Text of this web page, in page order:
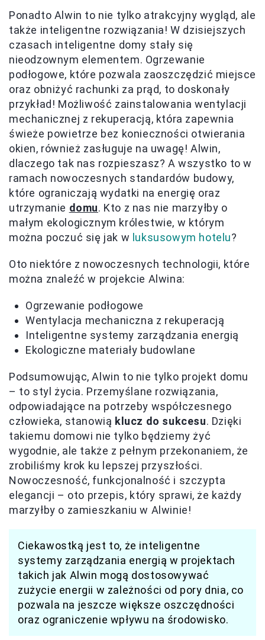
Ponadto Alwin to nie tylko atrakcyjny wygląd, ale
także inteligentne rozwiązania! W dzisiejszych
czasach inteligentne domy stały się
nieodzownym elementem. Ogrzewanie
podłogowe, które pozwala zaoszczędzić miejsce
oraz obniżyć rachunki za prąd, to doskonały
przykład! Możliwość zainstalowania wentylacji
mechanicznej z rekuperacją, która zapewnia
świeże powietrze bez konieczności otwierania
okien, również zasługuje na uwagę! Alwin,
dlaczego tak nas rozpieszasz? A wszystko to w
ramach nowoczesnych standardów budowy,
które ograniczają wydatki na energię oraz
utrzymanie domu. Kto z nas nie marzyłby o
małym ekologicznym królestwie, w którym
można poczuć się jak w luksusowym hotelu?
Oto niektóre z nowoczesnych technologii, które
można znaleźć w projekcie Alwina:
Ogrzewanie podłogowe
Wentylacja mechaniczna z rekuperacją
Inteligentne systemy zarządzania energią
Ekologiczne materiały budowlane
Podsumowując, Alwin to nie tylko projekt domu
– to styl życia. Przemyślane rozwiązania,
odpowiadające na potrzeby współczesnego
człowieka, stanowią klucz do sukcesu. Dzięki
takiemu domowi nie tylko będziemy żyć
wygodnie, ale także z pełnym przekonaniem, że
zrobiliśmy krok ku lepszej przyszłości.
Nowoczesność, funkcjonalność i szczypta
elegancji – oto przepis, który sprawi, że każdy
marzyłby o zamieszkaniu w Alwinie!
Ciekawostką jest to, że inteligentne
systemy zarządzania energią w projektach
takich jak Alwin mogą dostosowywać
zużycie energii w zależności od pory dnia, co
pozwala na jeszcze większe oszczędności
oraz ograniczenie wpływu na środowisko.